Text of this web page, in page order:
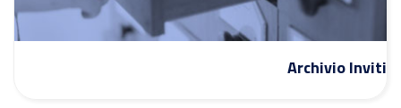
Archivio Inviti